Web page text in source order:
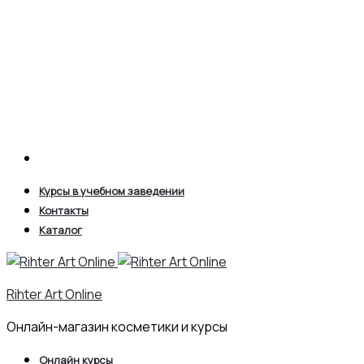
Курсы в учебном заведении
Контакты
Каталог
Rihter Art Online
Онлайн-магазин косметики и курсы
Онлайн курсы